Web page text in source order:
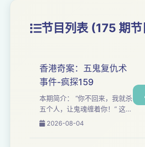
节目列表 (175 期节
香港奇案：五鬼复仇术
事件-疯探159
本期简介： “你不回来，我就杀
五个人，让鬼魂缠着你！” 这不
是恐怖片台词，而是2002年香
2026-08-04